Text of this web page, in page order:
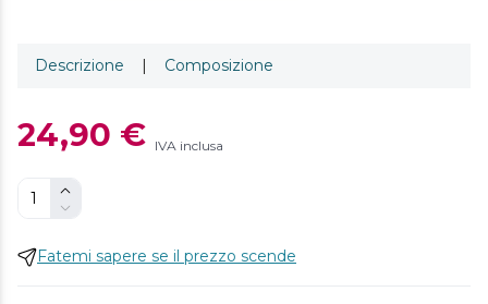
Descrizione | Composizione
24,90 € IVA inclusa
Fatemi sapere se il prezzo scende